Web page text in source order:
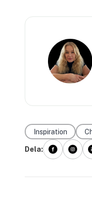
Inspiration
Dela: